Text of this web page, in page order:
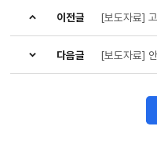
이전글
다음글 [보도자료]